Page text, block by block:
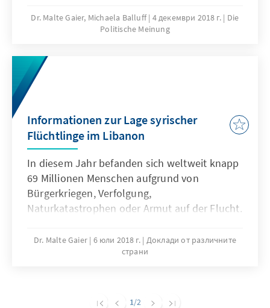
Dr. Malte Gaier, Michaela Balluff 4 декември 2018 г.
Die
Politische Meinung
Informationen zur Lage syrischer
Flüchtlinge im Libanon
In diesem Jahr befanden sich weltweit knapp
69 Millionen Menschen aufgrund von
Bürgerkriegen, Verfolgung,
Naturkatastrophen oder Armut auf der Flucht.
Weltkrieg wurde durch den syrischen
Bürgerkrieg ausgelöst, durch den bis Anfang
Millionen Zuflucht in den Nachbarländern
Dr. Malte Gaier 6 юли 2018 г. Доклади от различните
страни
1/2